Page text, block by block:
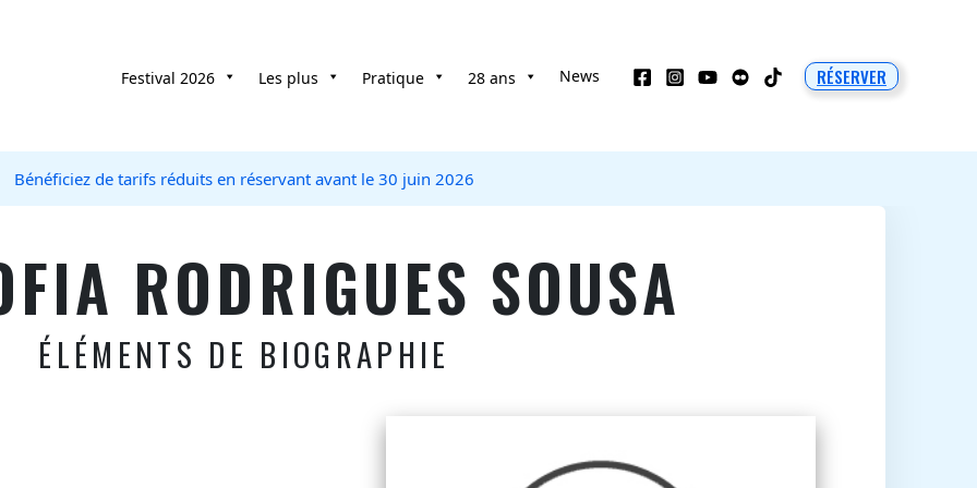
Festival 2026 Les plus Pratique 28 ans News RÉSERVER
Bénéficiez de tarifs réduits en réservant avant le 30 juin 2026
RODRIGUES SOUSA
ÉLÉMENTS DE BIOGRAPHIE